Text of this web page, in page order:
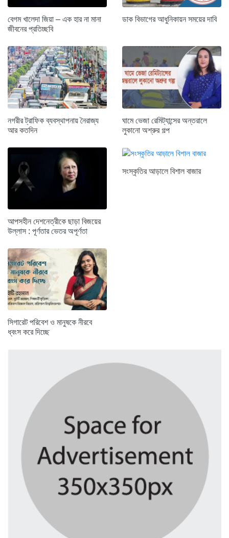
বেগম খালেদা জিয়া – এক হার না মানা
জীবনের প্রতিচ্ছবি
ডাক বিভাগের আধুনিকায়ন সময়ের দাবি
নগরীর ট্রাফিক ব্যবস্থাপনায় নৈরাজ্য
আর কতদিন
ঘামে ভেজা রেমিট্যান্সের অন্তরালে
লুকানো অশ্রুর গল্প
আপসহীন দেশনেত্রীকে ছাড়া বিজয়ের
উল্লাস : পূর্ণতার ভেতর অপূর্ণতা
সংস্কৃতির আড়ালে বিশাল বাজার
সিগারেট পরিবেশ ও মানুষকে নীরবে
ধ্বংস করে দিচ্ছে